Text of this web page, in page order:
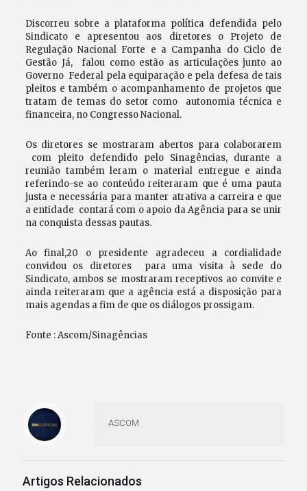
Discorreu sobre a plataforma política defendida pelo
Sindicato e apresentou aos diretores o Projeto de
Regulação Nacional Forte e a Campanha do Ciclo de
Gestão Já, falou como estão as articulações junto ao
Governo Federal pela equiparação e pela defesa de tais
pleitos e também o acompanhamento de projetos que
tratam de temas do setor como autonomia técnica e
financeira, no Congresso Nacional.
Os diretores se mostraram abertos para colaborarem
com pleito defendido pelo Sinagências, durante a
reunião também leram o material entregue e ainda
referindo-se ao conteúdo reiteraram que é uma pauta
justa e necessária para manter atrativa a carreira e que
a entidade contará com o apoio da Agência para se unir
na conquista dessas pautas.
Ao final,20 o presidente agradeceu a cordialidade
convidou os diretores para uma visita à sede do
Sindicato, ambos se mostraram receptivos ao convite e
ainda reiteraram que a agência está a disposição para
mais agendas a fim de que os diálogos prossigam.
Fonte : Ascom/Sinagências
ASCOM
Artigos Relacionados